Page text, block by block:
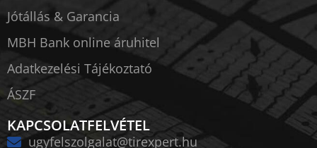
Jótállás & Garancia
MBH Bank online áruhitel
Adatkezelési Tájékoztató
ÁSZF
KAPCSOLATFELVÉTEL
ugyfelszolgalat@tirexpert.hu